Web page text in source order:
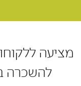
מציעה
להשכרה